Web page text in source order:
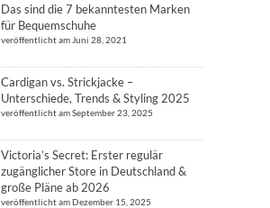
Das sind die 7 bekanntesten Marken
für Bequemschuhe
veröffentlicht am Juni 28, 2021
Cardigan vs. Strickjacke –
Unterschiede, Trends & Styling 2025
veröffentlicht am September 23, 2025
Victoria’s Secret: Erster regulär
zugänglicher Store in Deutschland &
große Pläne ab 2026
veröffentlicht am Dezember 15, 2025